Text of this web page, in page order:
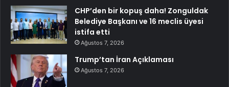
CHP’den bir kopuş daha! Zonguldak
Belediye Başkanı ve 16 meclis üyesi
istifa etti
Ağustos 7, 2026
Trump’tan İran Açıklaması
Ağustos 7, 2026